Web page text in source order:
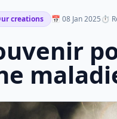
creations 📅 08 Jan 2025⏱